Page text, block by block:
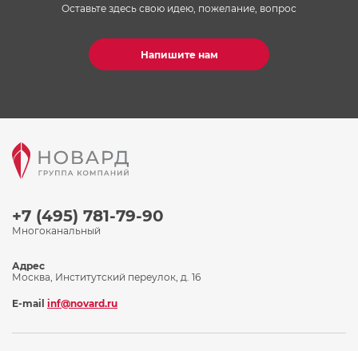
Оставьте здесь свою идею, пожелание, вопрос
Напишите нам
+7 (495) 781-79-90
Многоканальный
Адрес
Москва, Институтский переулок, д. 16
E-mail inf@novard.ru